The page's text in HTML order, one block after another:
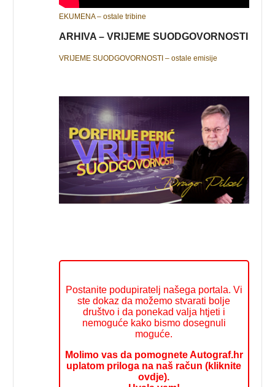
EKUMENA – ostale tribine
ARHIVA – VRIJEME SUODGOVORNOSTI
VRIJEME SUODGOVORNOSTI – ostale emisije
Postanite podupiratelj našega portala. Vi
ste dokaz da možemo stvarati bolje
društvo i da ponekad valja htjeti i
nemoguće kako bismo dosegnuli
moguće.
Molimo vas da pomognete Autograf.hr
uplatom priloga na naš račun (kliknite
ovdje).